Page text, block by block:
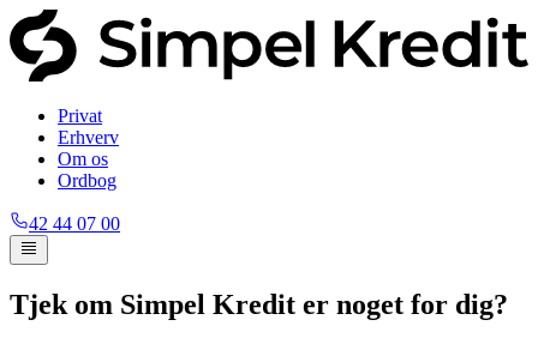
Privat
Erhverv
Om os
Ordbog
42 44 07 00
Tjek om Simpel Kredit er noget for dig?